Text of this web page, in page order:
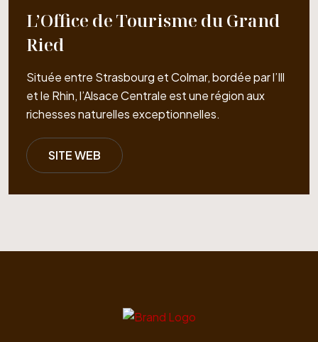
L’Office de Tourisme du Grand
Ried
Située entre Strasbourg et Colmar, bordée par l’Ill
et le Rhin, l’Alsace Centrale est une région aux
richesses naturelles exceptionnelles.
SITE WEB